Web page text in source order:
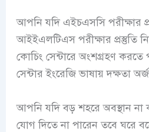
আপনি যদি এইচএসসি পরীক্ষার
আইইএলটিএস পরীক্ষার প্রস্তুতি
কোচিং সেন্টারে অংশগ্রহণ
সেন্টার ইংরেজি ভাষায় দক্ষতা
আপনি যদি বড় শহরে অবস্থান না
যোগ দিতে না পারেন তবে ঘরে